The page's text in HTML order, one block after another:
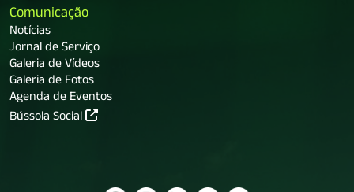
Comunicação
Notícias
Jornal de Serviço
Galeria de Vídeos
Galeria de Fotos
Agenda de Eventos
Bússola Social